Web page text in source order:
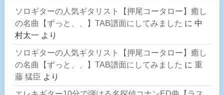
ソロギターの人気ギタリスト【押尾コータロー】癒し
の名曲【ずっと、、】TAB譜面にしてみました に 中
村太一 より
ソロギターの人気ギタリスト【押尾コータロー】癒し
の名曲【ずっと、、】TAB譜面にしてみました に 重
藤 猛臣 より